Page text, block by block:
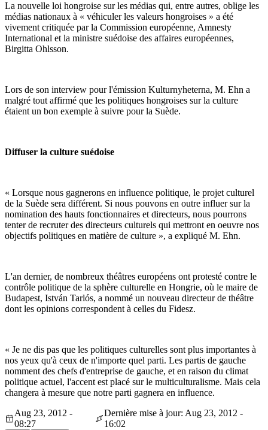
La nouvelle loi hongroise sur les médias qui, entre autres, oblige les
médias nationaux à « véhiculer les valeurs hongroises » a été
vivement critiquée par la Commission européenne, Amnesty
International et la ministre suédoise des affaires européennes,
Birgitta Ohlsson.
Lors de son interview pour l'émission Kulturnyheterna, M. Ehn a
malgré tout affirmé que les politiques hongroises sur la culture
étaient un bon exemple à suivre pour la Suède.
Diffuser la culture suédoise
« Lorsque nous gagnerons en influence politique, le projet culturel
de la Suède sera différent. Si nous pouvons en outre influer sur la
nomination des hauts fonctionnaires et directeurs, nous pourrons
tenter de recruter des directeurs culturels qui mettront en oeuvre nos
objectifs politiques en matière de culture », a expliqué M. Ehn.
L'an dernier, de nombreux théâtres européens ont protesté contre le
contrôle politique de la sphère culturelle en Hongrie, où le maire de
Budapest, István Tarlós, a nommé un nouveau directeur de théâtre
dont les opinions correspondent à celles du Fidesz.
« Je ne dis pas que les politiques culturelles sont plus importantes à
nos yeux qu'à ceux de n'importe quel parti. Les partis de gauche
nomment des chefs d'entreprise de gauche, et en raison du climat
politique actuel, l'accent est placé sur le multiculturalisme. Mais cela
changera à mesure que notre parti gagnera en influence.
Aug 23, 2012 -
08:27
Dernière mise à jour: Aug 23, 2012 -
16:02